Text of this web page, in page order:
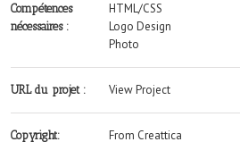
Compétences
nécessaires :
HTML/CSS
Logo Design
Photo
URL du projet : View Project
Copyright: From Creattica